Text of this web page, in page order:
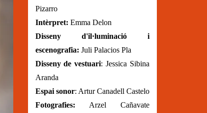
Pizarro
Intèrpret: Emma Delon
Disseny d'il·luminació i
escenografia: Juli Palacios Pla
Disseny de vestuari: Jessica Sibina
Aranda
Espai sonor: Artur Canadell Castelo
Fotografies: Arzel Cañavate